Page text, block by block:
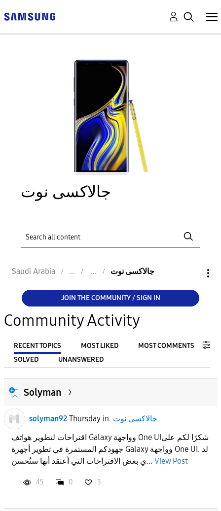
جالاكسى نوت
Saudi Arabia جالاكسى نوت
JOIN THE COMMUNITY / SIGN IN
Community Activity
RECENT TOPICS MOST LIKED
MOST COMMENTS
SOLVED
UNANSWERED
FILTER:
From
To
APPLY
Solyman
solyman92 Thursdayin جالاكسى نوت
اقتراحات لتطوير هواتف Galaxy وواجهة One UIشكرًا لكم على
جهودكم المستمرة في تطوير أجهزة Galaxy وواجهة One UI. لد
ي بعض الاقتراحات التي أعتقد أنها ستُحسن... View Post
45 0 3